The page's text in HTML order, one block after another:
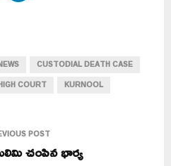
CUSTODIAL DEATH CASE
COURT KURNOOL
POST
చంపిన భార్య